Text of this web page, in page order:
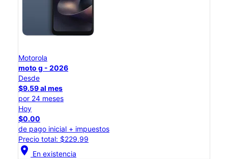
Motorola
moto g - 2026
Desde
$9.59 al mes
por 24 meses
Hoy
$0.00
de pago inicial + impuestos
Precio total: $229.99
location_on En existencia